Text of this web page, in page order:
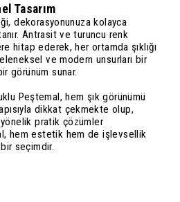
Tasarım
dekorasyonunuza kolayca
Antrasit ve turuncu renk
hitap ederek, her ortamda şıklığı
ve modern unsurları bir
görünüm sunar.
Peştemal, hem şık görünümü
dikkat çekmekte olup,
yönelik pratik çözümler
hem estetik hem de işlevsellik
seçimdir.